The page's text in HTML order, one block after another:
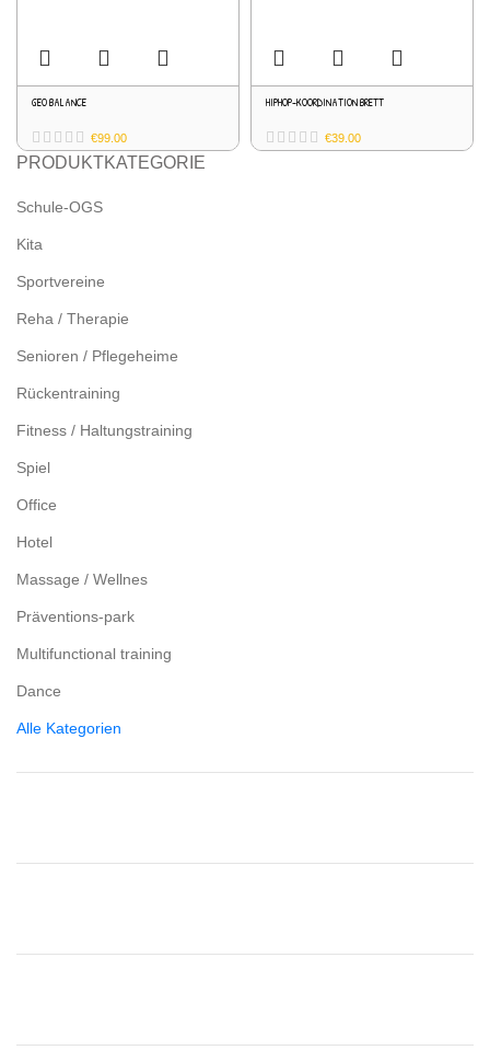
GEO BALANCE
€99.00
HIPHOP-KOORDINATION BRETT
€39.00
PRODUKTKATEGORIE
Schule-OGS
Kita
Sportvereine
Reha / Therapie
Senioren / Pflegeheime
Rückentraining
Fitness / Haltungstraining
Spiel
Office
Hotel
Massage / Wellnes
Präventions-park
Multifunctional training
Dance
Alle Kategorien